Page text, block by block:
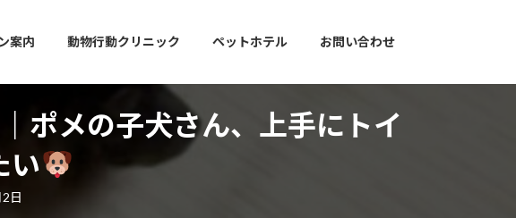
案内 動物行動クリニック ペットホテル お問い合わせ
｜ポメの子犬さん、上手にトイ
い
日